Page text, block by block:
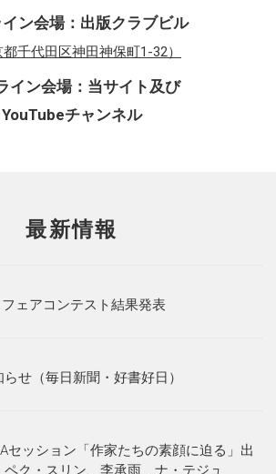
ン会場： 出版クラブビル
都千代田区神田神保町1-32）
イン会場： 当サイト及び
YouTubeチャンネル
最新情報
フェアコンテスト結果発表
せ（毎日新聞・好書好日）
セッション「作家たちの素顔に迫る」出
ク・スリン、李承雨、ナ・テジュ